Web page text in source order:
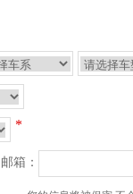
*
邮箱：